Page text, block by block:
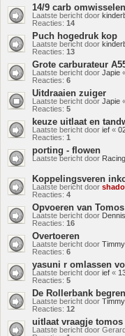
14/9 carb
Laatste bericht door
Reacties: 14
Puch hogedruk kop
Laatste bericht door
Reacties: 13
Grote carburateur
Laatste bericht door Japie
Reacties: 6
Uitdraaien zuiger
Laatste bericht door Japie
Reacties: 5
keuze uitlaat en
Laatste bericht door ief «
Reacties: 1
porting - flowen
Laatste bericht door
Koppelingsveren
Laatste bericht door
Reacties: 4
Opvoeren van
Laatste bericht door
Reacties: 16
Overtoeren
Laatste bericht door
Reacties: 6
yasuni r omlassen
Laatste bericht door ief «
Reacties: 5
De Rollerbank
Laatste bericht door
Reacties: 12
uitlaat vraagje tomos
Laatste bericht door Gerard.